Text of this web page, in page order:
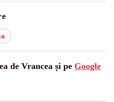
de Vrancea și pe Google